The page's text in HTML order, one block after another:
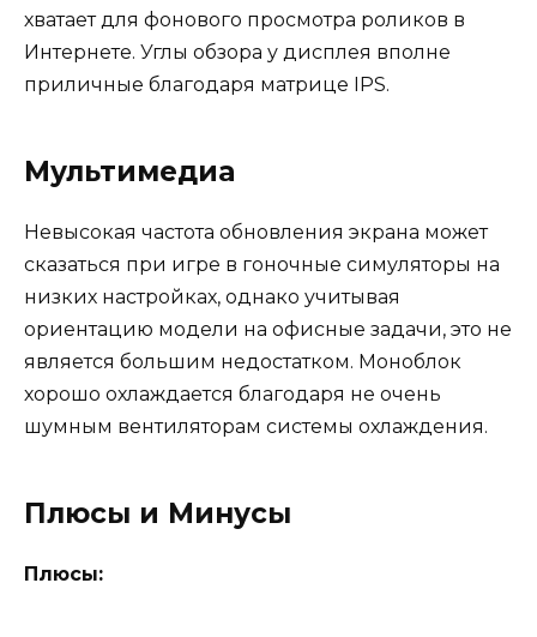
хватает для фонового просмотра роликов в
Интернете. Углы обзора у дисплея вполне
приличные благодаря матрице IPS.
Мультимедиа
Невысокая частота обновления экрана может
сказаться при игре в гоночные симуляторы на
низких настройках, однако учитывая
ориентацию модели на офисные задачи, это не
является большим недостатком. Моноблок
хорошо охлаждается благодаря не очень
шумным вентиляторам системы охлаждения.
Плюсы и Минусы
Плюсы: